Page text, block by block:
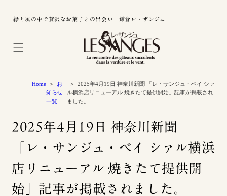
緑と風の中で贅沢なお菓子との出会い 鎌倉レ・ザンジュ
Home
お
知らせ
一覧
2025年4月19日 神奈川新聞 「レ・サンジュ・ベイ シァ
ル横浜店リニューアル 焼きたて提供開始」記事が掲載され
ました。
2025年4月19日 神奈川新聞
「レ・サンジュ・ベイ シァル横浜
店リニューアル 焼きたて提供開
始」記事が掲載されました。